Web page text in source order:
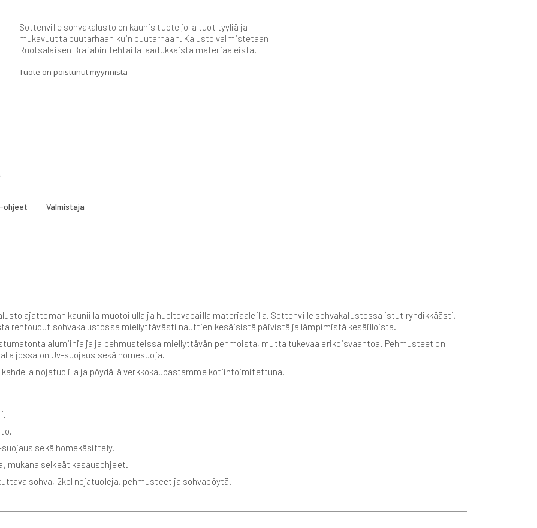
Sottenville sohvakalusto on kaunis tuote jolla tuot tyyliä ja
mukavuutta puutarhaan kuin puutarhaan. Kalusto valmistetaan
Ruotsalaisen Brafabin tehtailla laadukkaista materiaaleista.
Tuote on poistunut myynnistä
ajattoman kauniilla muotoilulla ja huoltovapailla materiaaleilla. Sottenville sohvakalustossa istut ryhdikkäästi,
rentoudut sohvakalustossa miellyttävästi nauttien kesäisistä päivistä ja lämpimistä kesäilloista.
alumiinia ja ja pehmusteissa miellyttävän pehmoista, mutta tukevaa erikoisvaahtoa. Pehmusteet on
jossa on Uv-suojaus sekä homesuoja.
nojatuolilla ja pöydällä verkkokaupastamme kotiintoimitettuna.
suojaus sekä homekäsittely.
mukana selkeät kasausohjeet.
sohva, 2kpl nojatuoleja, pehmusteet ja sohvapöytä.
ohjeet Valmistaja